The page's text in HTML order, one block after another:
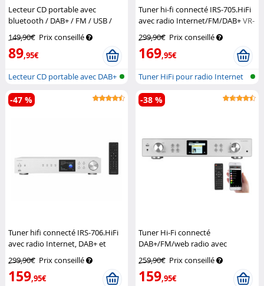
Lecteur CD portable avec
bluetooth / DAB+ / FM / USB /
149,90€ Prix conseillé
89,95€
Lecteur CD portable avec DAB+
et bl...
Tuner hi-fi connecté IRS-705.HiFi
avec radio Internet/FM/DAB+VR-
299,90€ Prix conseillé
169,95€
Tuner HiFi pour radio Internet
et D...
Tuner hifi connecté IRS-706.HiFi
avec radio Internet, DAB+ et
299,90€ Prix conseillé
159,95€
-47 %
Tuner Hi-Fi connecté
DAB+/FM/web radio avec
fonction streaming IRS-711.HiFi
VR-Radio
259,90€ Prix conseillé
159,95€
-38 %